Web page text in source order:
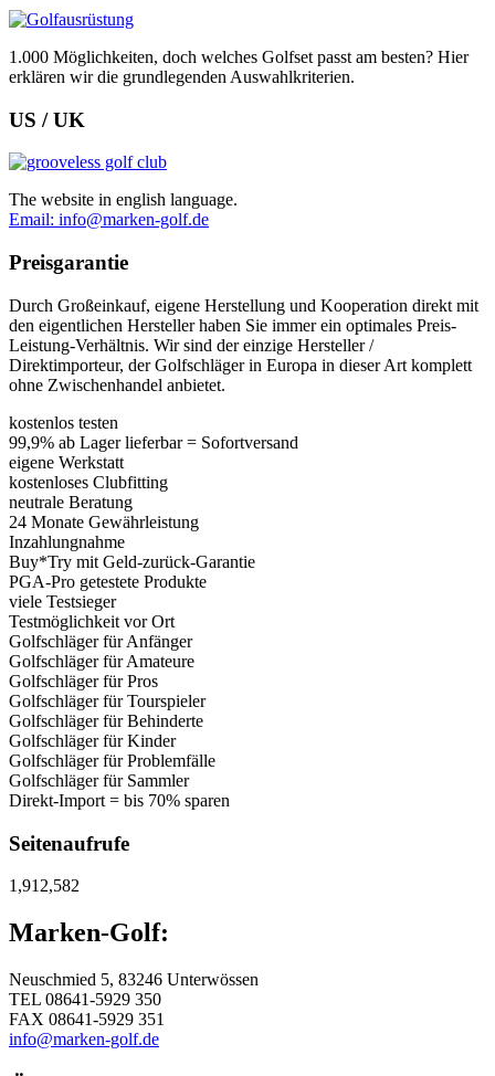
1.000 Möglichkeiten, doch welches Golfset passt am besten? Hier
erklären wir die grundlegenden Auswahlkriterien.
US / UK
The website in english language.
Email: info@marken-golf.de
Preisgarantie
Durch Großeinkauf, eigene Herstellung und Kooperation direkt mit
den eigentlichen Hersteller haben Sie immer ein optimales Preis-
Leistung-Verhältnis. Wir sind der einzige Hersteller /
Direktimporteur, der Golfschläger in Europa in dieser Art komplett
ohne Zwischenhandel anbietet.
kostenlos testen
99,9% ab Lager lieferbar = Sofortversand
eigene Werkstatt
kostenloses Clubfitting
neutrale Beratung
24 Monate Gewährleistung
Inzahlungnahme
Buy*Try mit Geld-zurück-Garantie
PGA-Pro getestete Produkte
viele Testsieger
Testmöglichkeit vor Ort
Golfschläger für Anfänger
Golfschläger für Amateure
Golfschläger für Pros
Golfschläger für Tourspieler
Golfschläger für Behinderte
Golfschläger für Kinder
Golfschläger für Problemfälle
Golfschläger für Sammler
Direkt-Import = bis 70% sparen
Seitenaufrufe
1,912,582
Marken-Golf:
Neuschmied 5, 83246 Unterwössen
TEL 08641-5929 350
FAX 08641-5929 351
info@marken-golf.de